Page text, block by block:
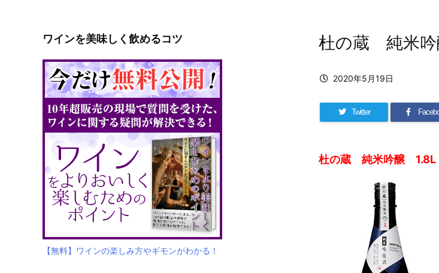
杜の蔵 純米
2020年5月19日
Twitter
杜の蔵 純米吟醸 1.8L
ワインを美味しく飲めるコツ
【無料】ワインの楽しみ方やギモンがわかる！